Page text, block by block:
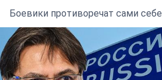
Боевики противоречат сами себе